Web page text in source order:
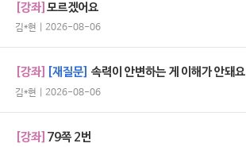
[강좌]모르겠어요
김*현 | 2026-08-06
[강좌] [재질문] 속력이 안변하는 게 이해가 안돼요
김*현 | 2026-08-06
[강좌] 79쪽 2번